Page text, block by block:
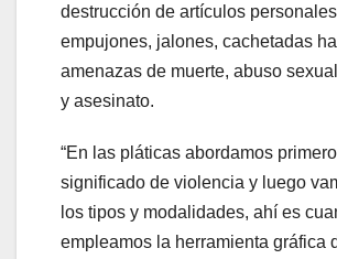
destrucción de artículos
empujones, jalones, cachetadas
amenazas de muerte, abuso
y asesinato.
“En las pláticas abordamos primero
significado de violencia y luego
los tipos y modalidades, ahí es
empleamos la herramienta gráfica